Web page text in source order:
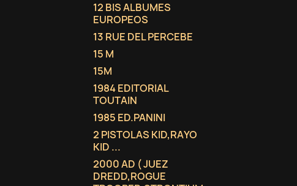
12 BIS ALBUMES
EUROPEOS
13 RUE DEL PERCEBE
15 M
15M
1984 EDITORIAL
TOUTAIN
1985 ED.PANINI
2 PISTOLAS KID,RAYO
KID ...
2000 AD ( JUEZ
DREDD,ROGUE